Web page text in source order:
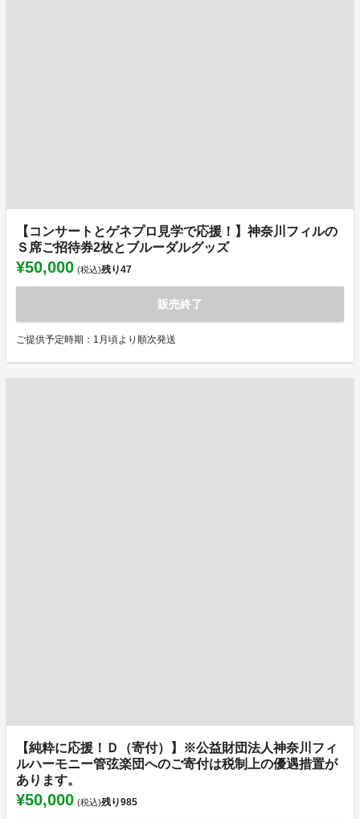
【コンサートとゲネプロ見学で応援！】神奈川フィルの
Ｓ席ご招待券2枚とブルーダルグッズ
¥50,000 (税込)残り47
販売終了
ご提供予定時期：1月頃より順次発送
【純粋に応援！Ｄ（寄付）】※公益財団法人神奈川フィ
ルハーモニー管弦楽団へのご寄付は税制上の優遇措置が
あります。
¥50,000 (税込)残り985